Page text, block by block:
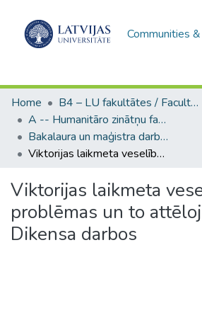
Communities
Home
B4 – LU fakultātes / Faculties of the UL
A -- Humanitāro zinātņu fakultāte / Faculty of Humanities
Bakalaura un maģistra darbi (HZF) / Bachelor's and Master's theses
Viktorijas laikmeta veselības problēmas un to attēlojums Čārlza Dikensa darbos
Viktorijas laikmeta
problēmas un to
Dikensa darbos